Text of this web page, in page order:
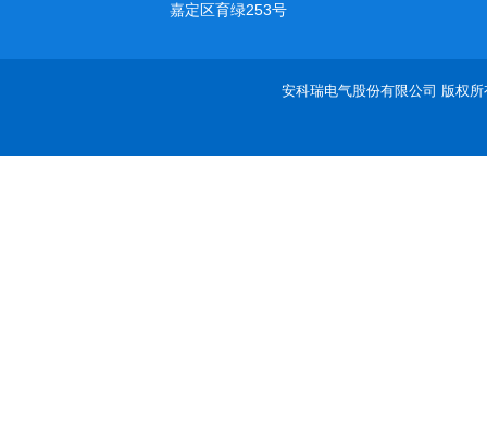
嘉定区育绿253号
安科瑞电气股份有限公司 版权